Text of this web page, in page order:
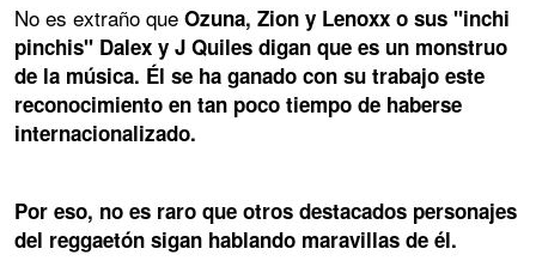
No es extraño que Ozuna, Zion y Lenoxx o sus "inchi
pinchis" Dalex y J Quiles digan que es un monstruo
de la música. Él se ha ganado con su trabajo este
reconocimiento en tan poco tiempo de haberse
internacionalizado.
Por eso, no es raro que otros destacados personajes
del reggaetón sigan hablando maravillas de él.